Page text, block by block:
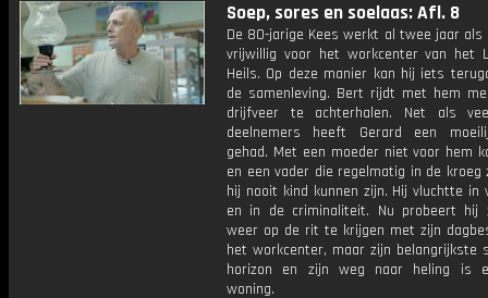
Soep, sores en soelaas: Afl. 8
De 80-jarige Kees werkt al twee jaar als
vrijwillig voor het workcenter van het
Heils. Op deze manier kan hij iets
de samenleving. Bert rijdt met hem
drijfveer te achterhalen. Net als
deelnemers heeft Gerard een
gehad. Met een moeder niet voor hem
en een vader die regelmatig in de
hij nooit kind kunnen zijn. Hij vluchtte in
en in de criminaliteit. Nu probeert hij
weer op de rit te krijgen met zijn
het workcenter, maar zijn belangrijkste
horizon en zijn weg naar heling is
woning.